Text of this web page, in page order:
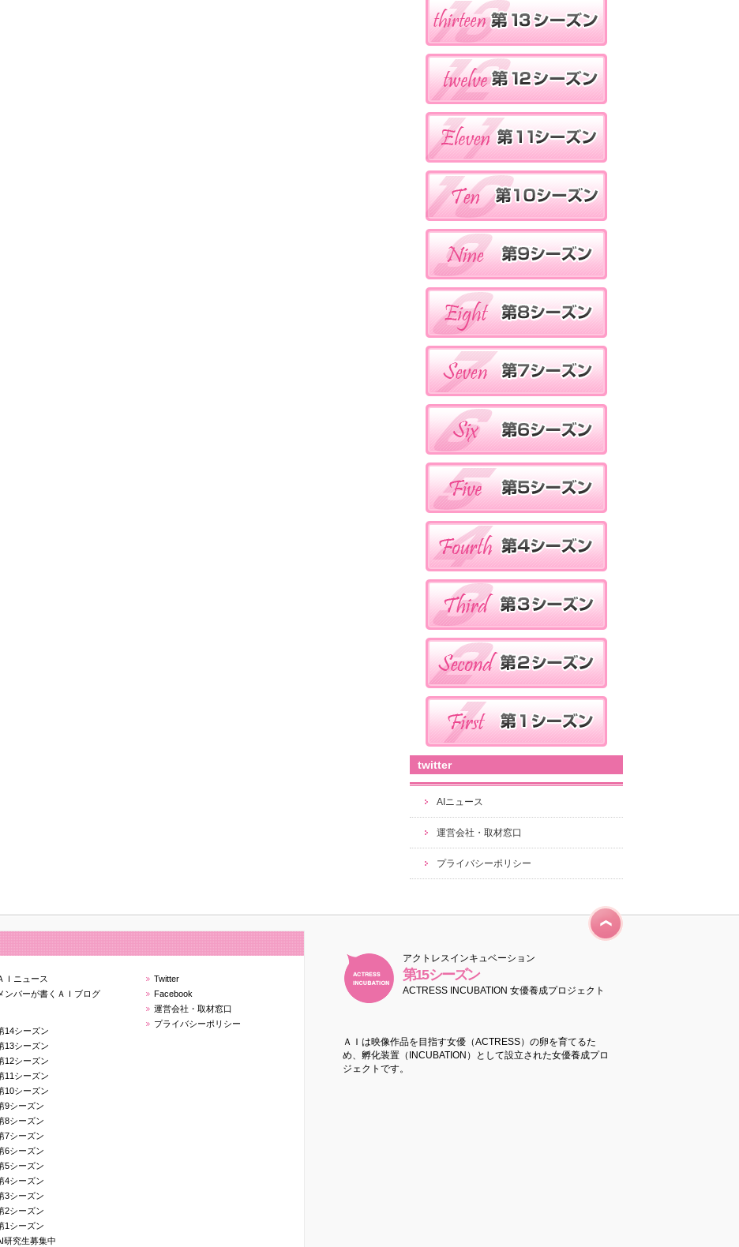
twitter
AIニュース
運営会社・取材窓口
プライバシーポリシー
Ｉニュース
ンバーが書くＡＩブログ
14シーズン
13シーズン
12シーズン
11シーズン
10シーズン
9シーズン
8シーズン
7シーズン
6シーズン
5シーズン
4シーズン
3シーズン
2シーズン
1シーズン
研究生募集中
Twitter
Facebook
運営会社・取材窓口
プライバシーポリシー
アクトレスインキュベーション
第15シーズン
ACTRESS INCUBATION 女優養成プロジェクト
ＡＩは映像作品を目指す女優（ACTRESS）の卵を育てるた
め、孵化装置（INCUBATION）として設立された女優養成プロ
ジェクトです。